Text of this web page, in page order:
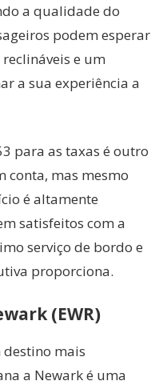
a qualidade do
podem esperar
e um
a sua experiência a
para as taxas é outro
conta, mas mesmo
é altamente
satisfeitos com a
serviço de bordo e
proporciona.
(EWR)
destino mais
a Newark é uma